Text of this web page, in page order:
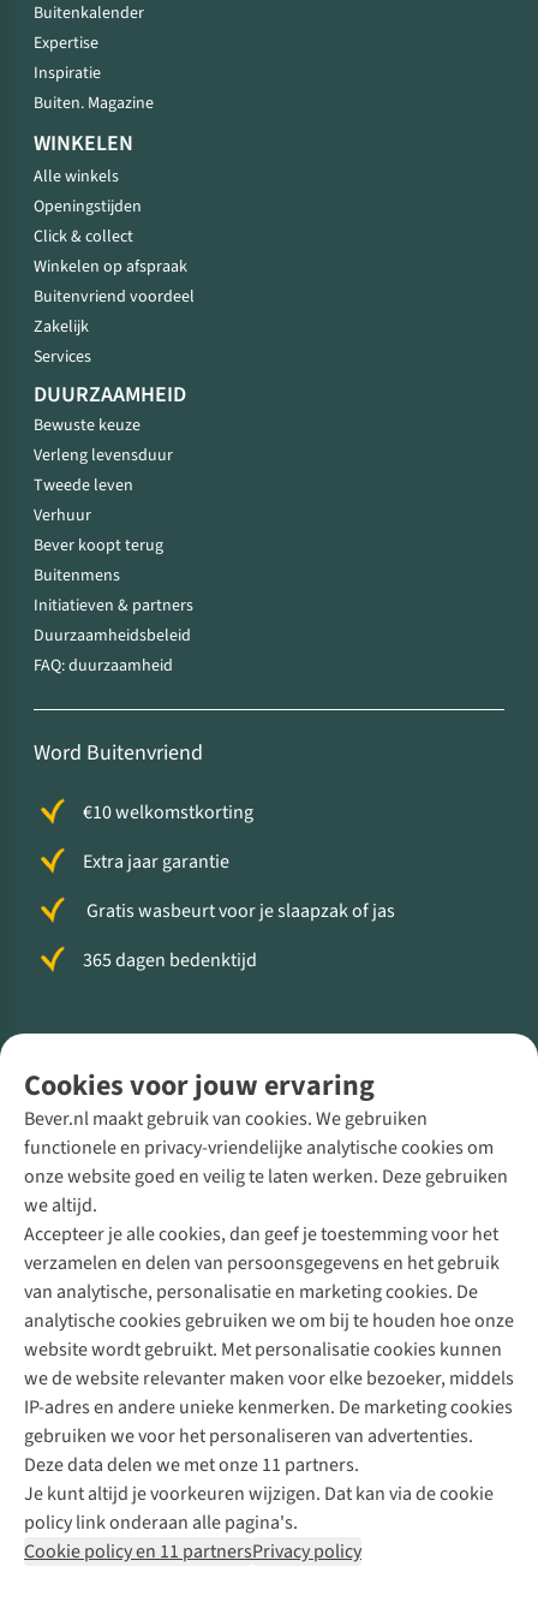
Cookies voor jouw ervaring
Bever.nl maakt gebruik van cookies. We gebruiken
functionele en privacy-vriendelijke analytische cookies om
onze website goed en veilig te laten werken. Deze gebruiken
we altijd.
Accepteer je alle cookies, dan geef je toestemming voor het
verzamelen en delen van persoonsgegevens en het gebruik
van analytische, personalisatie en marketing cookies. De
analytische cookies gebruiken we om bij te houden hoe onze
website wordt gebruikt. Met personalisatie cookies kunnen
we de website relevanter maken voor elke bezoeker, middels
IP-adres en andere unieke kenmerken. De marketing cookies
gebruiken we voor het personaliseren van advertenties.
Deze data delen we met onze 11 partners.
Je kunt altijd je voorkeuren wijzigen. Dat kan via de cookie
policy link onderaan alle pagina's.
Cookie policy en 11 partnersPrivacy policy
Buitenkalender
Expertise
Inspiratie
Buiten. Magazine
WINKELEN
Alle winkels
Openingstijden
Click & collect
Winkelen op afspraak
Buitenvriend voordeel
Zakelijk
Services
DUURZAAMHEID
Bewuste keuze
Verleng levensduur
Tweede leven
Verhuur
Bever koopt terug
Buitenmens
Initiatieven & partners
Duurzaamheidsbeleid
FAQ: duurzaamheid
Word Buitenvriend
€10 welkomstkorting
Extra jaar garantie
Gratis wasbeurt voor je slaapzak of jas
365 dagen bedenktijd
Direct advies van een Buitenexpert
+31 (0)85 888 50 88
+31 6 12 28 49 80
Contactformulier